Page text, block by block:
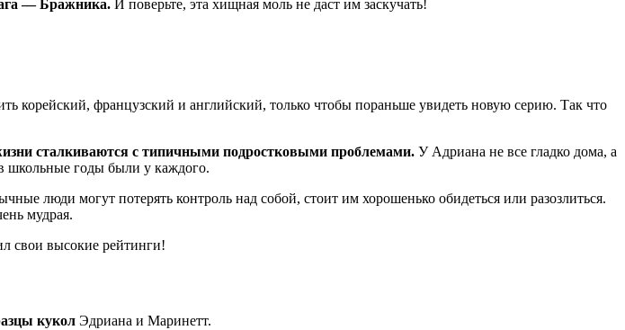
— Бражника. И поверьте, эта хищная моль не даст им заскучать!
французский и английский, только чтобы пораньше увидеть новую серию. Так что
сталкиваются с типичными подростковыми проблемами. У Адриана не все гладко дома, а
школьные годы были у каждого.
люди могут потерять контроль над собой, стоит им хорошенько обидеться или разозлиться.
мудрая.
свои высокие рейтинги!
кукол Эдриана и Маринетт.